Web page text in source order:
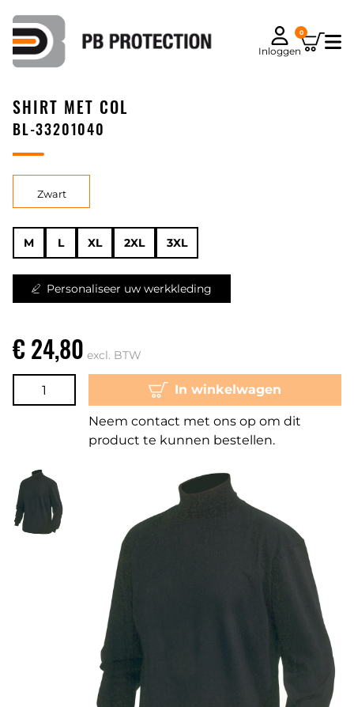
Inloggen
0
SHIRT MET COL
BL-33201040
Zwart
M L XL 2XL 3XL
Personaliseer uw werkkleding
€ 24,80 excl. BTW
In winkelwagen
Neem contact met ons op om dit
product te kunnen bestellen.